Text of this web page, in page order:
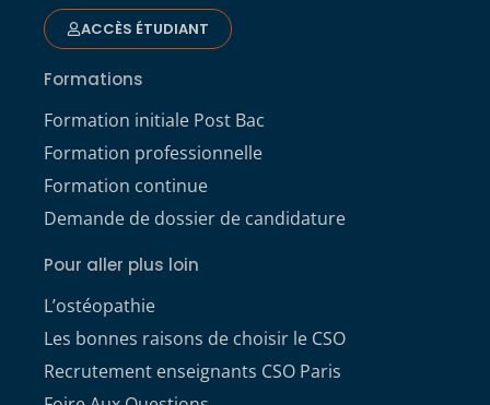
ACCÈS ÉTUDIANT
Formations
Formation initiale Post Bac
Formation professionnelle
Formation continue
Demande de dossier de candidature
Pour aller plus loin
L’ostéopathie
Les bonnes raisons de choisir le CSO
Recrutement enseignants CSO Paris